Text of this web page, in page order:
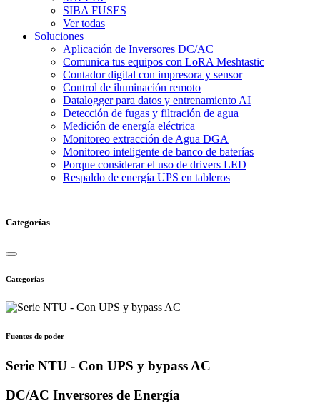
SIBA FUSES
Ver todas
Soluciones
Aplicación de Inversores DC/AC
Comunica tus equipos con LoRA Meshtastic
Contador digital con impresora y sensor
Control de iluminación remoto
Datalogger para datos y entrenamiento AI
Detección de fugas y filtración de agua
Medición de energía eléctrica
Monitoreo extracción de Agua DGA
Monitoreo inteligente de banco de baterías
Porque considerar el uso de drivers LED
Respaldo de energía UPS en tableros
Categorías
Categorías
Fuentes de poder
Serie NTU - Con UPS y bypass AC
DC/AC Inversores de Energía